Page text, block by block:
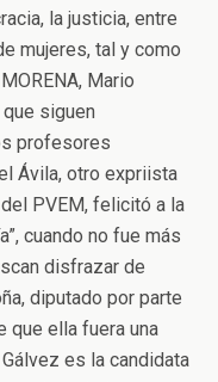
la justicia, entre
mujeres, tal y como
Mario
siguen
profesores
Ávila, otro expriista
PVEM, felicitó a la
cuando no fue más
disfrazar de
diputado por parte
que ella fuera una
es la candidata